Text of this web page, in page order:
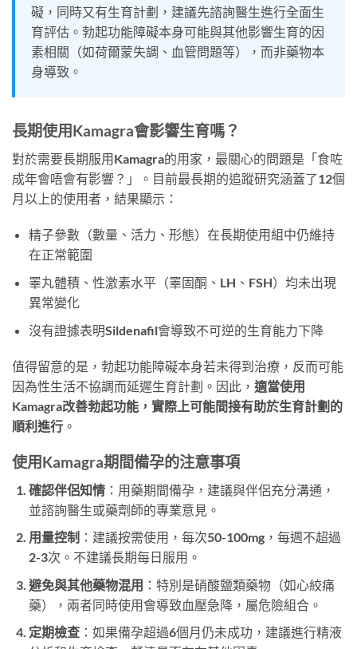
礙，同時又有生育計劃，建議先諮詢醫生進行全面生
育評估。勃起功能障礙本身可能與其他影響生育的因
素相關（如荷爾蒙失調、血管問題等），而非藥物本
身導致。
長期使用Kamagra會影響生育嗎？
對於需要長期服用Kamagra的用家，最關心的問題是「食咗
成年會唔會有影響？」。目前最長期的追蹤研究涵蓋了12個
月以上的使用者，結果顯示：
精子參數（數量、活力、形態）在長期使用組中仍維持
在正常範圍
睪丸體積、性激素水平（睪固酮、LH、FSH）均未出現
異常變化
沒有證據表明Sildenafil會導致不可逆的生育能力下降
值得留意的是，勃起功能障礙本身若未得到治療，反而可能
因為性生活不協調而延遲生育計劃。因此， 適當使用
Kamagra改善勃起功能，實際上可能間接有助於生育計劃的
順利進行 。
使用Kamagra期間備孕的注意事項
確認伴侶知情：用藥期間備孕，建議與伴侶充分溝通，
並諮詢醫生或藥劑師的專業意見。
用量控制 ：建議按需使用，每次50-100mg，每週不超過
2-3次。不建議長期每日服用。
避免與其他藥物混用 ：特別是硝酸鹽類藥物（如心絞痛
藥），兩者同時使用會導致血壓急降，屬危險組合。
定期檢查：如果備孕超過6個月仍未成功，建議進行精液